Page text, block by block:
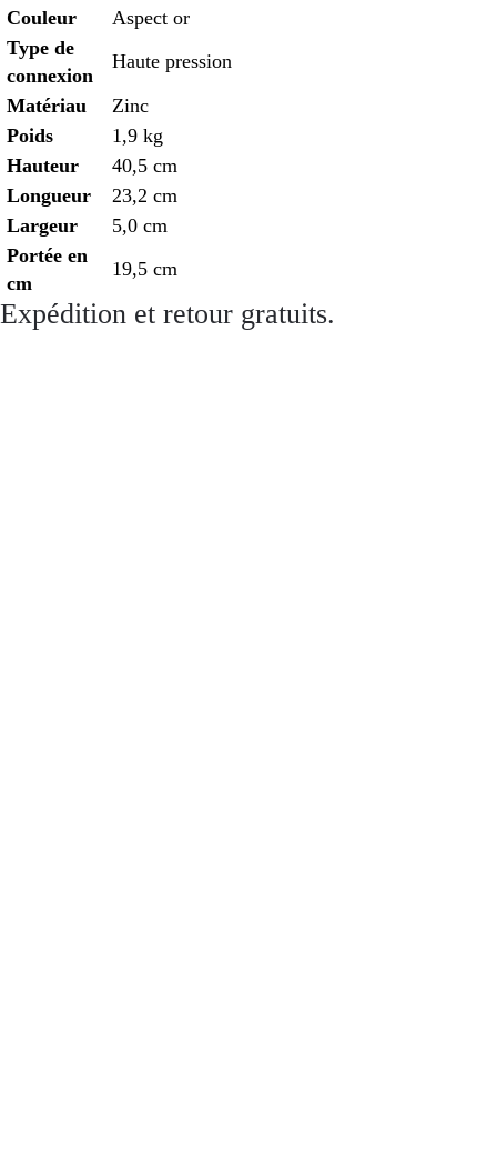
Couleur
Aspect or
Type de
connexion
Haute pression
Matériau
Zinc
Poids
1,9 kg
Hauteur
40,5 cm
Longueur
23,2 cm
Largeur
5,0 cm
Portée en
cm
19,5 cm
Expédition et retour gratuits.